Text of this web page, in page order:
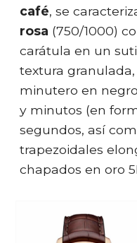
café, se
rosa (750/1000)
carátula en un
textura
minutero en
y minutos (en
segundos, así
trapezoidales
chapados en oro